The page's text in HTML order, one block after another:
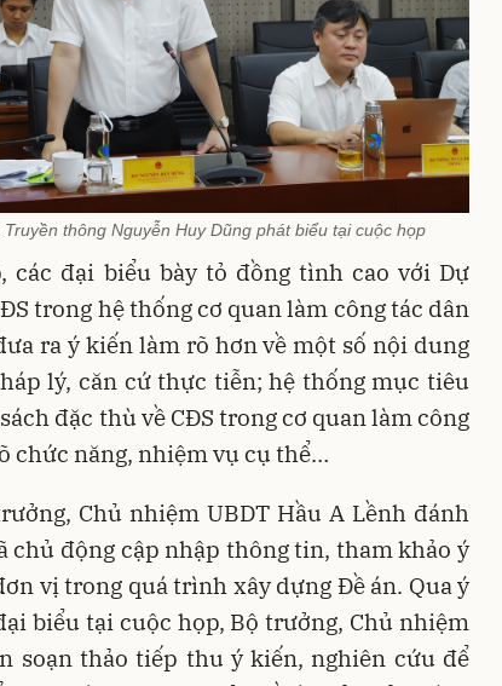
thông Nguyễn Huy Dũng phát biểu tại cuộc họp
các đại biểu bày tỏ đồng tình cao với Dự
trong hệ thống cơ quan làm công tác dân
ra ý kiến làm rõ hơn về một số nội dung
lý, căn cứ thực tiễn; hệ thống mục tiêu
đặc thù về CĐS trong cơ quan làm công
chức năng, nhiệm vụ cụ thể…
Chủ nhiệm UBDT Hầu A Lềnh đánh
chủ động cập nhập thông tin, tham khảo ý
vị trong quá trình xây dựng Đề án. Qua ý
biểu tại cuộc họp, Bộ trưởng, Chủ nhiệm
soạn thảo tiếp thu ý kiến, nghiên cứu để